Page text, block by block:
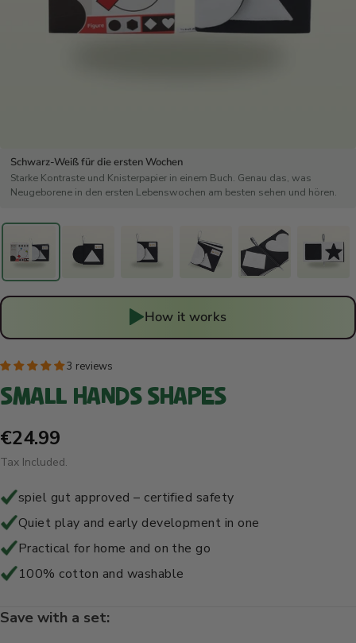
30-DAY RETURN POLICY
Schwarz-Weiß für die ersten Wochen
Starke Kontraste und Knisterpapier in einem Buch. Genau das, was
Neugeborene in den ersten Lebenswochen am besten sehen und hören.
How it works
3 reviews
SMALL HANDS SHAPES
Sale
price
€24.99
Tax Included.
spiel gut approved – certified safety
Quiet play and early development in one
Practical for home and on the go
100% cotton and washable
Save with a set: